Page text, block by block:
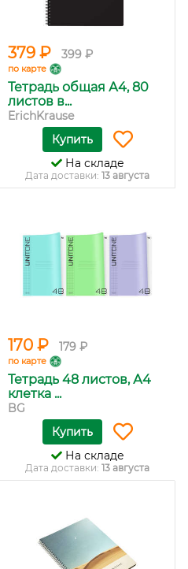
379 ₽ 399 ₽
по карте
Тетрадь общая А4, 80
листов в...
ErichKrause
Купить
На складе
Дата доставки: 13 августа
170 ₽ 179 ₽
по карте
Тетрадь 48 листов, А4
клетка ...
BG
Купить
На складе
Дата доставки: 13 августа